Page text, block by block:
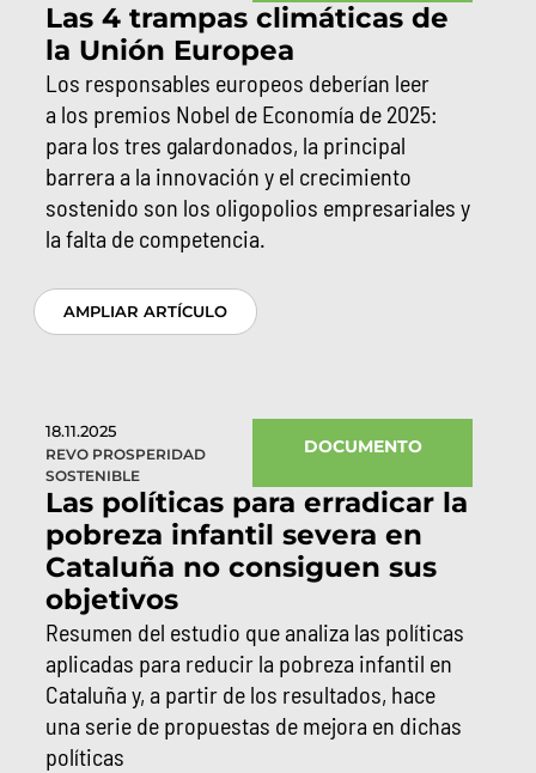
Las 4 trampas climáticas de
la Unión Europea
Los responsables europeos deberían leer
a los premios Nobel de Economía de 2025:
para los tres galardonados, la principal
barrera a la innovación y el crecimiento
sostenido son los oligopolios empresariales y
la falta de competencia.
AMPLIAR ARTÍCULO
18.11.2025
REVO PROSPERIDAD
SOSTENIBLE
DOCUMENTO
Las políticas para erradicar la
pobreza infantil severa en
Cataluña no consiguen sus
objetivos
Resumen del estudio que analiza las políticas
aplicadas para reducir la pobreza infantil en
Cataluña y, a partir de los resultados, hace
una serie de propuestas de mejora en dichas
políticas